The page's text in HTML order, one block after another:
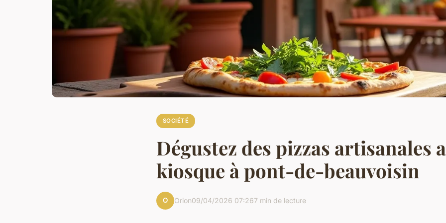
SOCIÉTÉ
Dégustez des pizzas artisanales
kiosque à pont-de-beauvoisin
O Orion09/04/2026 07:267 min de lecture